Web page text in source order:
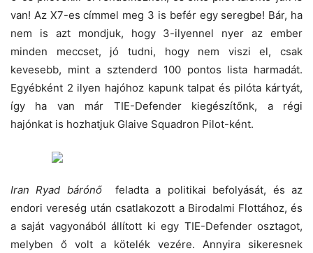
van! Az X7-es címmel meg 3 is befér egy seregbe! Bár, ha
nem is azt mondjuk, hogy 3-ilyennel nyer az ember
minden meccset, jó tudni, hogy nem viszi el, csak
kevesebb, mint a sztenderd 100 pontos lista harmadát.
Egyébként 2 ilyen hajóhoz kapunk talpat és pilóta kártyát,
így ha van már TIE-Defender kiegészítőnk, a régi
hajónkat is hozhatjuk Glaive Squadron Pilot-ként.
Iran Ryad bárónő
feladta a politikai befolyását, és az
endori vereség után csatlakozott a Birodalmi Flottához, és
a saját vagyonából állított ki egy TIE-Defender osztagot,
melyben ő volt a kötelék vezére. Annyira sikeresnek